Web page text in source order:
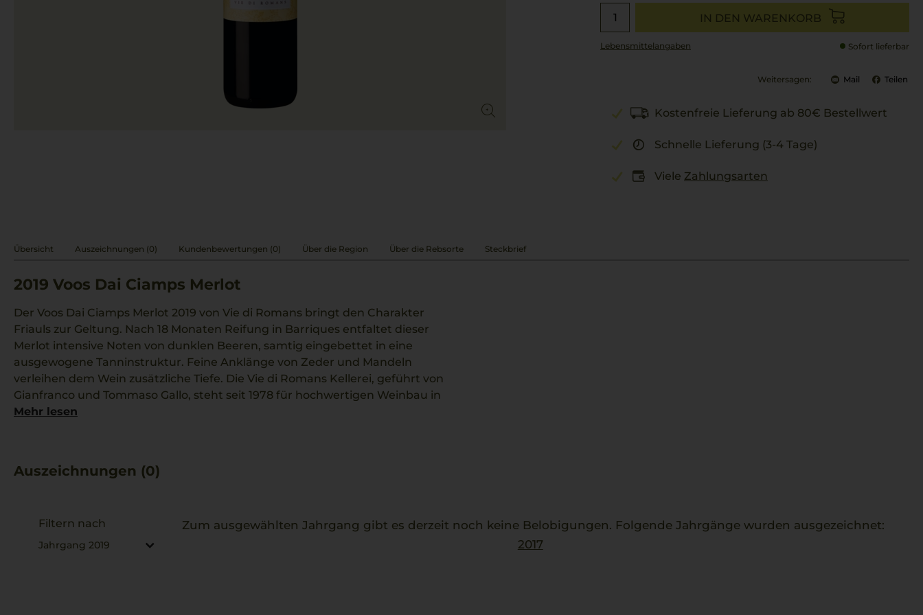
IN DEN WARENKORB
Lebensmittel­angaben Sofort lieferbar
Weitersagen: Mail Teilen
Kostenfreie Lieferung ab 80€ Bestellwert
Schnelle Lieferung (3-4 Tage)
Viele Zahlungsarten
Übersicht Auszeichnungen (0) Kundenbewertungen (0) Über die Region Über die Rebsorte Steckbrief
2019 Voos Dai Ciamps Merlot
Der Voos Dai Ciamps Merlot 2019 von Vie di Romans bringt den Charakter
Friauls zur Geltung. Nach 18 Monaten Reifung in Barriques entfaltet dieser
Merlot intensive Noten von dunklen Beeren, samtig eingebettet in eine
ausgewogene Tanninstruktur. Feine Anklänge von Zeder und Mandeln
verleihen dem Wein zusätzliche Tiefe. Die Vie di Romans Kellerei, geführt von
Gianfranco und Tommaso Gallo, steht seit 1978 für hochwertigen Weinbau in
Mariano del Friuli, der gekonnt moderne Technik einsetzt. Dieser perfekte
Mehr lesen
Auszeichnungen (0)
Filtern nach
Jahrgang 2019
Zum ausgewählten Jahrgang gibt es derzeit noch keine Belobigungen. Folgende Jahrgänge wurden ausgezeichnet:
2017